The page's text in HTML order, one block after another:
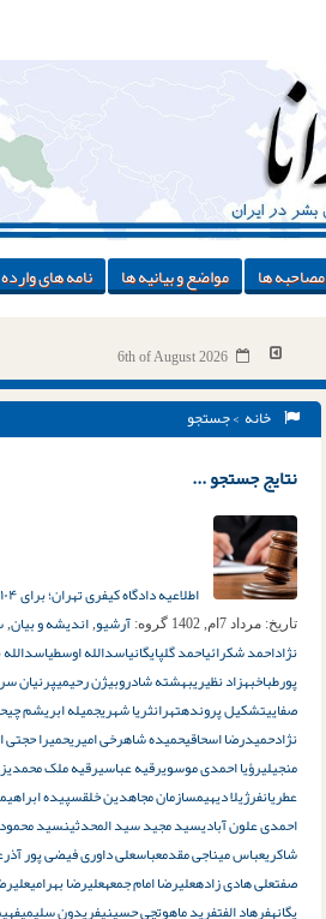
مصاحبه ها مواضع و بیانیه ها نامه های وارده
6th of August 2026
خانه > جستجو
نتایج جستجو ...
اطلاعیه دادگاه کیفری تهران؛ برای ۱۰۴ تن پرونده قضایی تشکیل شد
تاریخ: مرداد 7ام, 1402 گروه: آرشیو, اندیشه و بیان,
نژاداحمد شکرائیاحمد گلپایگانیاسدالله اوسطیاسدالله
پورطباخبهزاد نظیریبهشته شادروبیژن رحیمیپرنیان
صفاییتشکیل پروندهتهرانثریا شهریجمیله ابریشم چی
نژادحمیدرضا اسحاقیحمیده شاهرخی امیریحمیرا حجتی
منجیلیرؤیا احمدی موسویرقیه عباسیرقیه ملک محمدی
عطریانفرژیلا دیهیمسازمان مجاهدین خلقسپیده
احمدی علون آبادیسید مجید سید المحدثینسید
شاکریعباس میناجی مقدمعباسعلی داوری فیضی پور آذر
صفتعلی هادی زادهعلیرضا امام جمعهعلیرضا بهرامی
یگانهفرهاد الفتفرید ماهوتچی حسینیفریدون سلیمی